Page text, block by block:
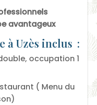
avantageux
à Uzès inclus :
occupation 1
( Menu du